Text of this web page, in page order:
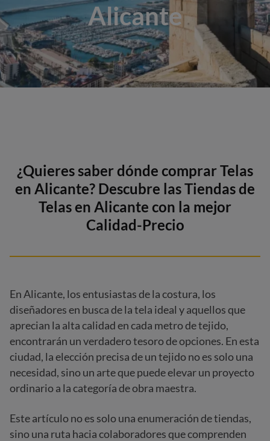
Alicante
¿Quieres saber dónde comprar Telas
en Alicante? Descubre las Tiendas de
Telas en Alicante con la mejor
Calidad-Precio
En Alicante, los entusiastas de la costura, los
diseñadores en busca de la tela ideal y aquellos que
aprecian la alta calidad en cada metro de tejido,
encontrarán un verdadero tesoro de opciones. En esta
ciudad, la elección precisa de un tejido no es solo una
necesidad, sino un arte que puede elevar un proyecto
ordinario a la categoría de obra maestra.
Este artículo no es solo una enumeración de tiendas,
sino una ruta hacia colaboradores que comprenden